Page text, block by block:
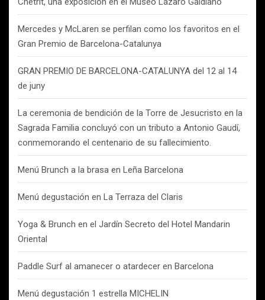
Mercedes y McLaren se perfilan como los favoritos en el
Gran Premio de Barcelona-Catalunya
GRAN PREMIO DE BARCELONA-CATALUNYA del 12 al 14
de juny
La ceremonia de bendición de la Torre de Jesucristo en la
Sagrada Familia concluyó con un tributo a Antonio Gaudí,
conmemorando el centenario de su fallecimiento.
Menú Brunch a la brasa en Leña Barcelona
Menú degustación en La Terraza del Claris
Yoga & Brunch en el Jardín Secreto del Hotel Mandarin
Oriental
Paddle Surf al amanecer o atardecer en Barcelona
Menú degustación 1 estrella MICHELIN